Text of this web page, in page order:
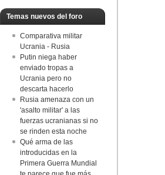
Temas nuevos del foro
Comparativa militar
Ucrania - Rusia
Putin niega haber
enviado tropas a
Ucrania pero no
descarta hacerlo
Rusia amenaza con un
'asalto militar' a las
fuerzas ucranianas si no
se rinden esta noche
Qué arma de las
introducidas en la
Primera Guerra Mundial